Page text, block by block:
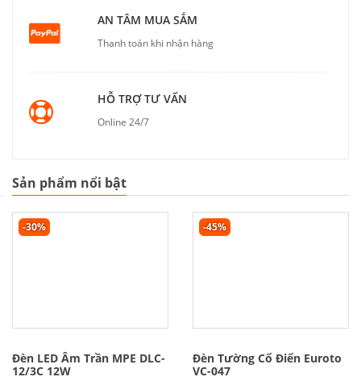
AN TÂM MUA SẮM
Thanh toán khi nhận hàng
HỖ TRỢ TƯ VẤN
Online 24/7
Sản phẩm nổi bật
-30%
Đèn LED Âm Trần MPE DLC-
12/3C 12W
-45%
Đèn Tường Cổ Điển Euroto
VC-047